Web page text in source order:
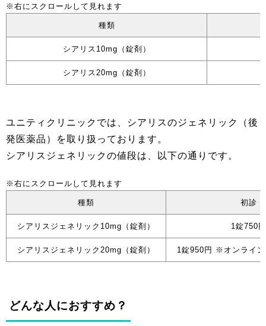
種類
シアリス10mg（錠剤）
シアリス20mg（錠剤）
ユニティクリニックでは、シアリスのジェネリック（後
発医薬品）を取り扱っております。
シアリスジェネリックの値段は、以下の通りです。
種類 初診
シアリスジェネリック10mg（錠剤） 1錠750円
シアリスジェネリック20mg（錠剤） 1錠950円 ※オンライ
どんな人におすすめ？